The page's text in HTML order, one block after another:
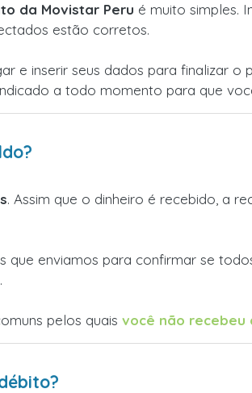
da Movistar Peru é muito simples.
estão corretos.
e inserir seus dados para finalizar o
a todo momento para que
. Assim que o dinheiro é recebido, a
que enviamos para confirmar se
pelos quais você não recebeu